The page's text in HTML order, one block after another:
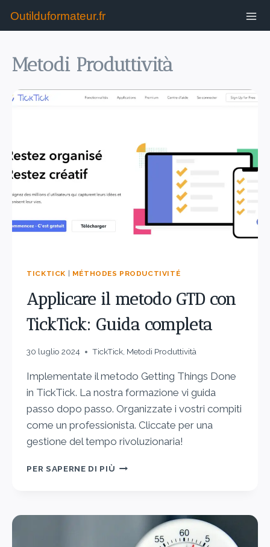
Outilduformateur.fr
Metodi Produttività
TICKTICK | MÉTHODES PRODUCTIVITÉ
Applicare il metodo GTD con
TickTick: Guida completa
30 luglio 2024 TickTick, Metodi Produttività
Implementate il metodo Getting Things Done
in TickTick. La nostra formazione vi guida
passo dopo passo. Organizzate i vostri compiti
come un professionista. Cliccate per una
gestione del tempo rivoluzionaria!
PER SAPERNE DI PIÙ